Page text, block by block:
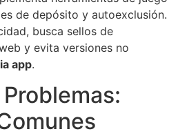
de depósito y autoexclusión.
busca sellos de
y evita versiones no
app.